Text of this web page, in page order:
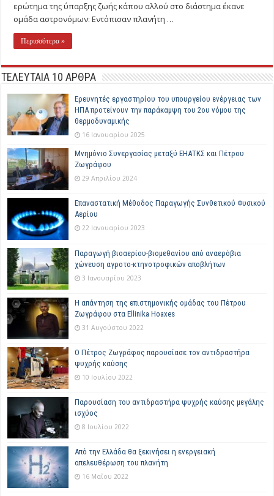
ερώτημα της ύπαρξης ζωής κάπου αλλού στο διάστημα έκανε
ομάδα αστρονόμων: Εντόπισαν πλανήτη …
Περισσότερα »
ΤΕΛΕΥΤΑΙΑ 10 ΑΡΘΡΑ
Ερευνητές εργαστηρίου του υπουργείου ενέργειας των
ΗΠΑ προτείνουν την παράκαμψη του 2ου νόμου της
θερμοδυναμικής
16 Ιανουαρίου 2025
Μνημόνιο Συνεργασίας μεταξύ ΕΗΑΤΚΣ και Πέτρου
Ζωγράφου
29 Απριλίου 2024
Επαναστατική Μέθοδος Παραγωγής Συνθετικού Φυσικού
Αερίου
22 Ιανουαρίου 2023
Παραγωγή βιοαερίου-βιομεθανίου από αναερόβια
χώνευση αγροτο-κτηνοτροφικών αποβλήτων
3 Ιανουαρίου 2023
Η απάντηση της επιστημονικής ομάδας του Πέτρου
Ζωγράφου στα Ellinika Hoaxes
31 Αυγούστου 2022
Ο Πέτρος Ζωγράφος παρουσίασε τον αντιδραστήρα
ψυχρής καύσης
10 Ιουλίου 2022
Παρουσίαση του αντιδραστήρα ψυχρής καύσης μεγάλης
ισχύος
8 Ιουλίου 2022
Από την Ελλάδα θα ξεκινήσει η ενεργειακή
απελευθέρωση του πλανήτη
16 Μαΐου 2022